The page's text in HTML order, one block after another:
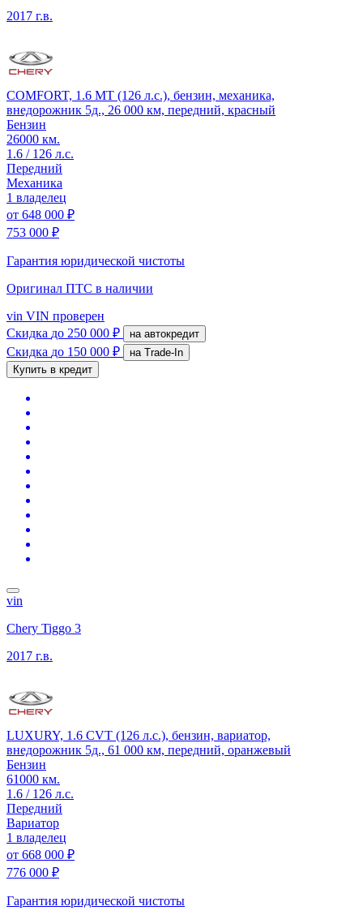
2017 г.в.
COMFORT, 1.6 MT (126 л.с.), бензин, механика,
внедорожник 5д., 26 000 км, передний, красный
Бензин
26000 км.
1.6 / 126 л.с.
Передний
Механика
1 владелец
от 648 000 ₽
753 000 ₽
Гарантия юридической чистоты
Оригинал ПТС в наличии
vin VIN проверен
Скидка до 250 000 ₽ на автокредит
Скидка до 150 000 ₽
на Trade-In
Купить в кредит
vin
Chery Tiggo 3
2017 г.в.
LUXURY, 1.6 CVT (126 л.с.), бензин, вариатор,
внедорожник 5д., 61 000 км, передний, оранжевый
Бензин
61000 км.
1.6 / 126 л.с.
Передний
Вариатор
1 владелец
от 668 000 ₽
776 000 ₽
Гарантия юридической чистоты